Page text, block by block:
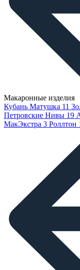
Макаронные изделия
Кубань Матушка 11
Петровские Нивы 19
МакЭкстра 3 Роллтон